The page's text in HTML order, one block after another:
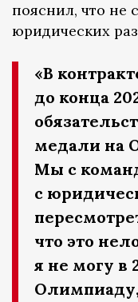
пояснил, что не
юридических
«В
до конца
медали на
Мы с
с
что это
я не могу в
Олимпиаду,